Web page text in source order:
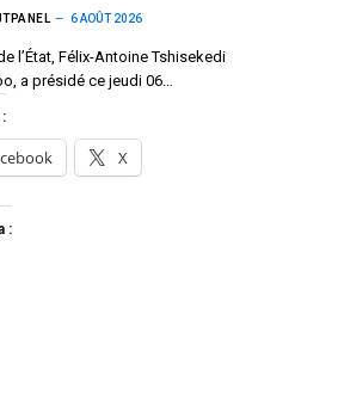
6 AOÛT 2026
l’État, Félix-Antoine Tshisekedi
a présidé ce jeudi 06…
X
: